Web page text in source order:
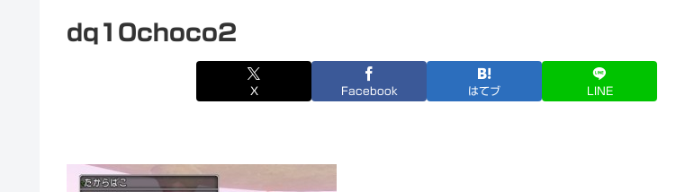
dq10choco2
X Facebook はてブ LINE